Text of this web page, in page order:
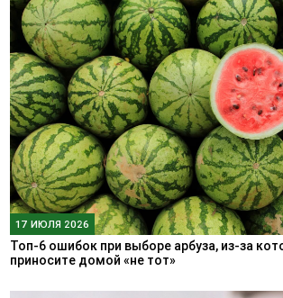
17 ИЮЛЯ 2026
Топ-6 ошибок при выборе арбуза, из-за
приносите домой «не тот»